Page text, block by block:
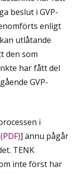
beslut i GVP-
enligt
utlåtande
den som
har fått del
GVP-
i
] ännu pågår
TENK
inte först har